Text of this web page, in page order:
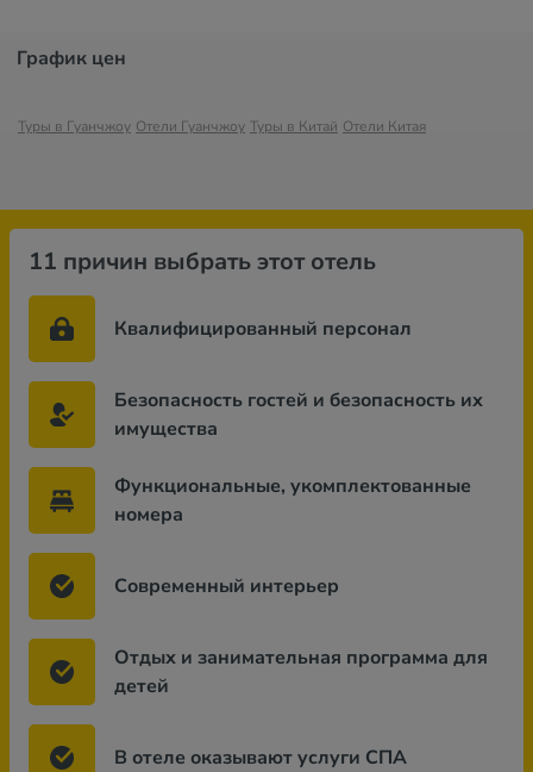
График цен
Туры в Гуанчжоу Отели Гуанчжоу Туры в Китай Отели Китая
11 причин выбрать этот отель
Квалифицированный персонал
Безопасность гостей и безопасность их
имущества
Функциональные, укомплектованные
номера
Современный интерьер
Отдых и занимательная программа для
детей
В отеле оказывают услуги СПА